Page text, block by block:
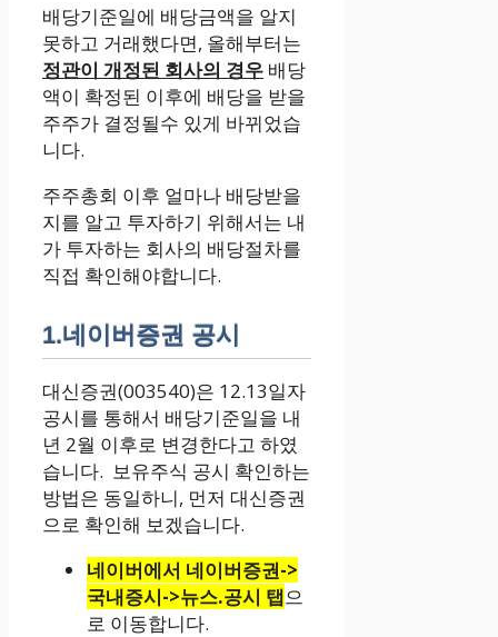
배당기준일에 배당금액을 알지
못하고 거래했다면, 올해부터는
정관이 개정된 회사의 경우 배당
액이 확정된 이후에 배당을 받을
주주가 결정될수 있게 바뀌었습
니다.
주주총회 이후 얼마나 배당받을
지를 알고 투자하기 위해서는 내
가 투자하는 회사의 배당절차를
직접 확인해야합니다.
1.네이버증권 공시
대신증권(003540)은 12.13일자
공시를 통해서 배당기준일을 내
년 2월 이후로 변경한다고 하였
습니다. 보유주식 공시 확인하는
방법은 동일하니, 먼저 대신증권
으로 확인해 보겠습니다.
네이버에서 네이버증권->
국내증시->뉴스.공시 탭으
로 이동합니다.